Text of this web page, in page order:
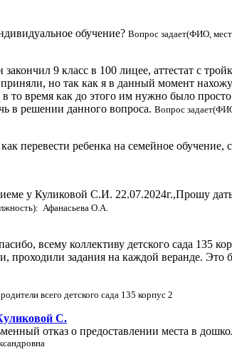
обучение? Вопрос задает(ФИО,
9 класс в 100 лицее, аттестат с
но так как я в данный момент
то время как до этого им нужно было
в решении данного вопроса. Вопрос
перевести ребенка на семейное обучение, с
у Куликовой С.И. 22.07.2024г.,Прошу
Афанасьева О.А.
всему коллективу детского сада
проходили задания на каждой веранде.
всего детского сада 135 корпус 2
С.
отказ о предоставлении места в